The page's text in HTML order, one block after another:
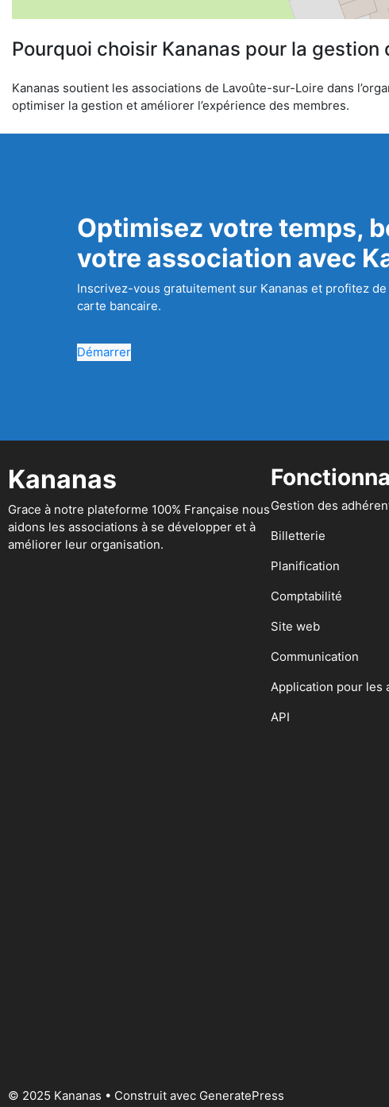
Pourquoi choisir Kananas pour la
Kananas soutient les associations de Lavoûte-sur-Loire dans
optimiser la gestion et améliorer l’expérience des membres.
Optimisez votre temps,
votre association avec
Inscrivez-vous gratuitement sur Kananas et profitez de
carte bancaire.
Démarrer
Kananas
Grace à notre plateforme 100% Française nous
aidons les associations à se développer et à
améliorer leur organisation.
Gestion des
Billetterie
Planification
Comptabilité
Site web
Communication
Application pour les
API
© 2025 Kananas • Construit avec GeneratePress